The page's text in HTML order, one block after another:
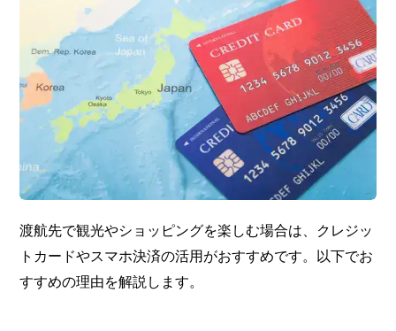
渡航先で観光やショッピングを楽しむ場合は、クレジッ
トカードやスマホ決済の活用がおすすめです。以下でお
すすめの理由を解説します。